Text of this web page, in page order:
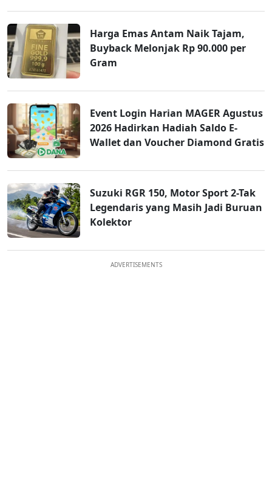
Harga Emas Antam Naik Tajam,
Buyback Melonjak Rp 90.000 per
Gram
Event Login Harian MAGER Agustus
2026 Hadirkan Hadiah Saldo E-
Wallet dan Voucher Diamond Gratis
Suzuki RGR 150, Motor Sport 2-Tak
Legendaris yang Masih Jadi Buruan
Kolektor
ADVERTISEMENTS